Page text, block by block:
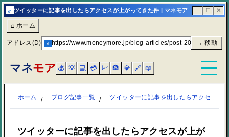
e ツイッターに記事を出したらアクセスが上がってきた件 | マネモア ☐ ✕
⌂ ホーム
アドレス(D) e https://www.moneymore.jp/blog-articles/post-2060/→ 移動
マネモア 💰 💡 💻 💳 📈 🏦 💎 🔗 📖
ホーム ブログ記事一覧 ツイッターに記事を出したらアクセスが上がってきた件
ツイッターに記事を出したらアクセスが上が